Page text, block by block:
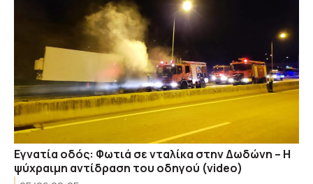
Εγνατία οδός: Φωτιά σε νταλίκα στην Δωδώνη – Η
ψύχραιμη αντίδραση του οδηγού (video)